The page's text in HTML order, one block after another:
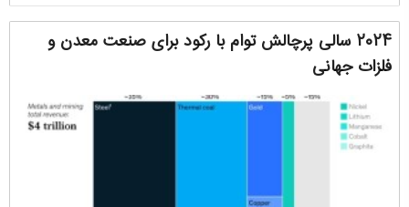
۲۰۲۴ سالی پرچالش توام با رکود برای صنعت معدن و
فلزات جهانی